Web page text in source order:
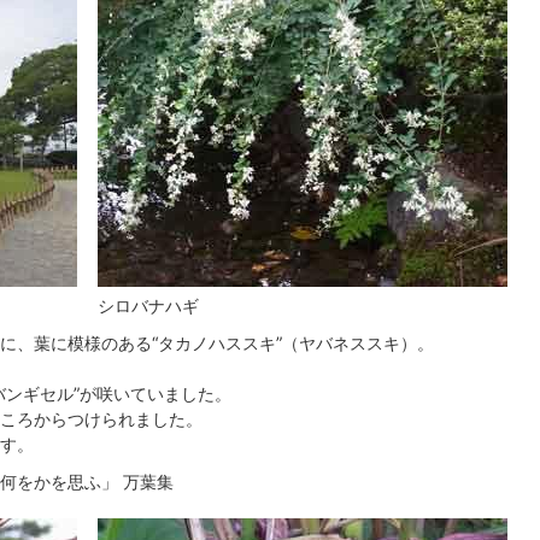
シロバナハギ
葉に模様のある“タカノハススキ”（ヤバネススキ）。
ギセル”が咲いていました。
ろからつけられました。
。
をかを思ふ」 万葉集